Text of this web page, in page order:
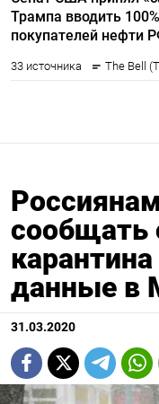
сообщать
данные в
31.03.2020